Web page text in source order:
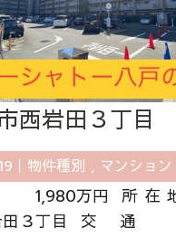
西岩田３丁目
｜ 物件種別 マンション
万円 所
岩田３丁目 交